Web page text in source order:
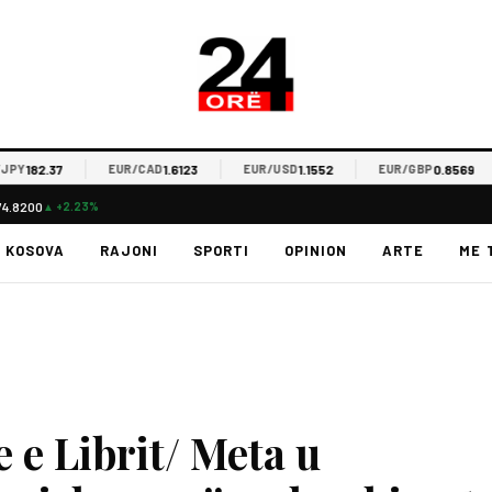
EUR/CAD1.6123 EUR/USD1.1552 EUR/GBP0.8569
▲ +2.23%
KOSOVA RAJONI SPORTI OPINION ARTE ME
e Librit/ Meta u